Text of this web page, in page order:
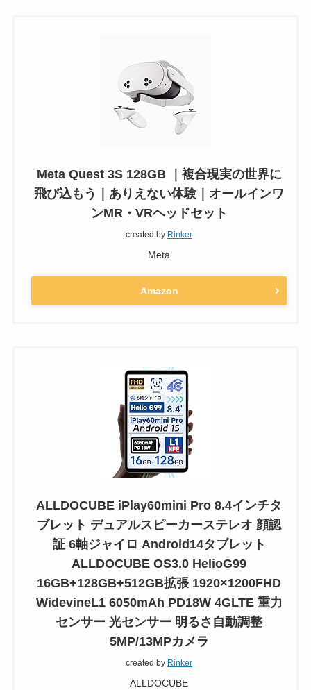
Meta Quest 3S 128GB ｜複合現実の世界に
飛び込もう｜ありえない体験｜オールインワ
ンMR・VRヘッドセット
created by Rinker
Meta
Amazon
ALLDOCUBE iPlay60mini Pro 8.4インチタ
ブレット デュアルスピーカーステレオ 顔認
証 6軸ジャイロ Android14タブレット
ALLDOCUBE OS3.0 HelioG99
16GB+128GB+512GB拡張 1920×1200FHD
WidevineL1 6050mAh PD18W 4GLTE 重力
センサー 光センサー 明るさ自動調整
5MP/13MPカメラ
created by Rinker
ALLDOCUBE